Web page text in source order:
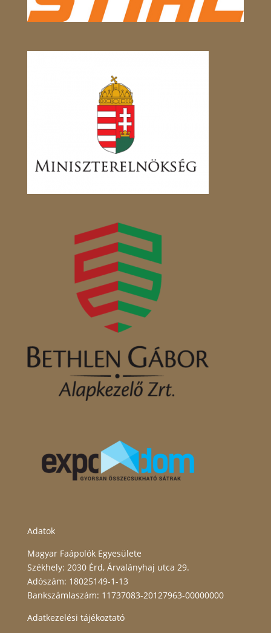
Adatok
Magyar Faápolók Egyesülete
Székhely: 2030 Érd, Árvalányhaj utca 29.
Adószám: 18025149-1-13
Bankszámlaszám: 11737083-20127963-00000000
Adatkezelési tájékoztató